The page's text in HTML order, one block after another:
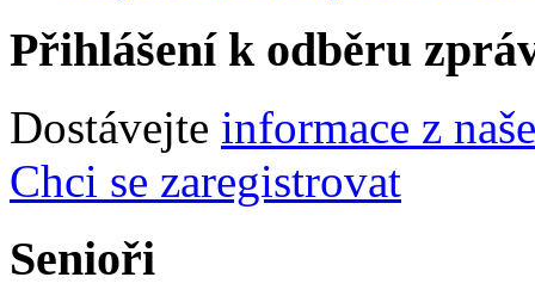
Přihlášení k odběru
Dostávejte informace z
Chci se zaregistrovat
Senioři